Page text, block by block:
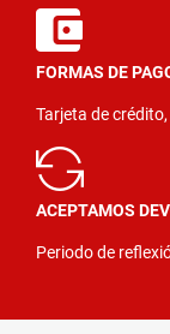
FORMAS DE
Tarjeta de
ACEPTAMOS
Periodo de